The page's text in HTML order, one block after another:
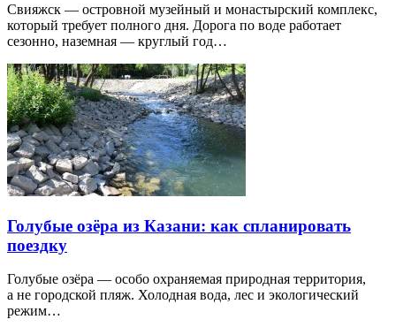
Свияжск — островной музейный и монастырский комплекс,
который требует полного дня. Дорога по воде работает
сезонно, наземная — круглый год…
Голубые озёра из Казани: как спланировать
поездку
Голубые озёра — особо охраняемая природная территория,
а не городской пляж. Холодная вода, лес и экологический
режим…